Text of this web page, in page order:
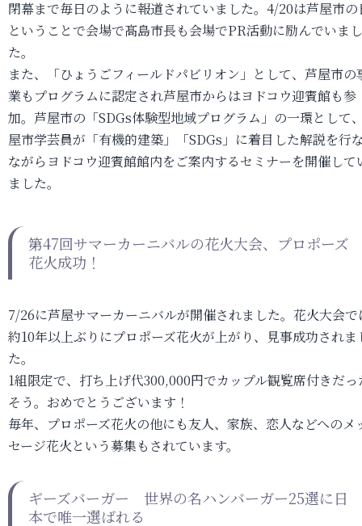
閉幕まで毎日のように報道されていました。4/20は芦屋市の
ということで会場で髙島市長も会場でPR活動に励んでいまし
た。
また、「ひょうごフィールドパビリオン」として、芦屋市の
業もプログラムに認定され芦屋市からはヨドコウ迎賓館も参
加。芦屋市の「SDGs体験型地域プログラム」の一環として
屋市学芸員が「有機的建築」「SDGs」に着目した解説を行
ながらヨドコウ迎賓館館内をご案内するセミナーを開催して
ました。
第47回サマーカーニバルの花火大会、プロポーズ
花火成功！
7/26に芦屋サマーカーニバルが開催されました。花火大会で
約10年以上ぶりにプロポーズ花火が上がり、見事成功されま
た。
1組限定で、打ち上げ代300,000円でカップル観覧席付きだっ
そう。おめでとうございます！
毎年、プロポーズ花火の他にも友人、家族、恋人などへのメ
セージ花火という募集もされています。
ギーズバーガー 世界の名ハンバーガー25選に日
本で唯一選ばれる